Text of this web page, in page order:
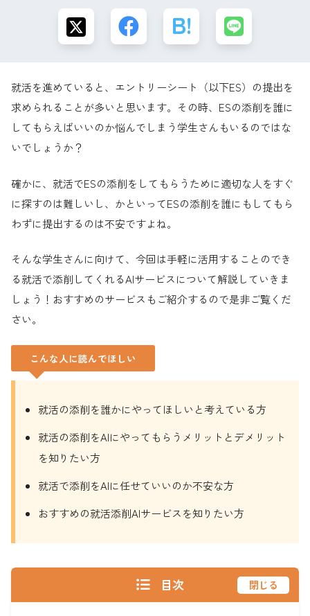
就活を進めていると、エントリーシート（以下ES）の提出を
求められることが多いと思います。その時、ESの添削を誰に
してもらえばいいのか悩んでしまう学生さんもいるのではな
いでしょうか？
確かに、就活でESの添削をしてもらうために適切な人をすぐ
に探すのは難しいし、かといってESの添削を誰にもしてもら
わずに提出するのは不安ですよね。
そんな学生さんに向けて、今回は手軽に活用することのでき
る就活で添削してくれるAIサービスについて解説していきま
しょう！おすすめのサービスもご紹介するので是非ご覧くだ
さい。
こんな人に読んでほしい
就活の添削を誰かにやってほしいと考えている方
就活の添削をAIにやってもらうメリットとデメリット
を知りたい方
就活で添削をAIに任せていいのか不安な方
おすすめの就活添削AIサービスを知りたい方
目次 閉じる